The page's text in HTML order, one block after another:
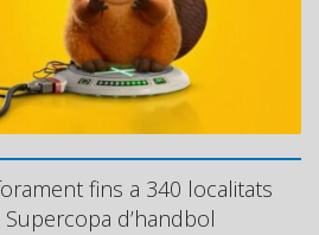
fins a 340 localitats
d’handbol